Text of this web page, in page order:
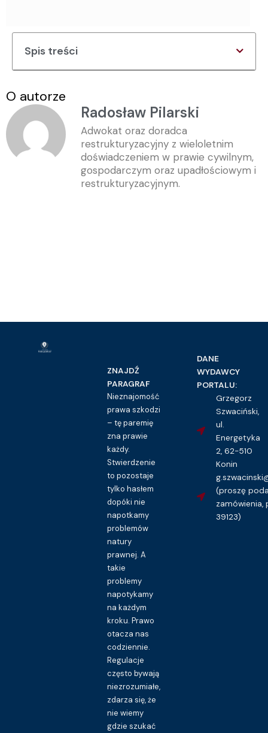
Spis treści
O autorze
Radosław Pilarski
Adwokat oraz doradca
restrukturyzacyjny z wieloletnim
doświadczeniem w prawie cywilnym,
gospodarczym oraz upadłościowym i
restrukturyzacyjnym.
ZNAJDŹ
PARAGRAF
Nieznajomość
prawa szkodzi
– tę paremię
zna prawie
każdy.
Stwierdzenie
to pozostaje
tylko hasłem
dopóki nie
napotkamy
problemów
natury
prawnej. A
takie
problemy
napotykamy
na każdym
kroku. Prawo
otacza nas
codziennie.
Regulacje
często bywają
niezrozumiałe,
zdarza się, że
nie wiemy
gdzie szukać
DANE
WYDAWCY
PORTALU:
Grzegorz
Szwaciński,
ul.
Energetyka
2, 62-510
Konin
(proszę
zamówienia,
39123)